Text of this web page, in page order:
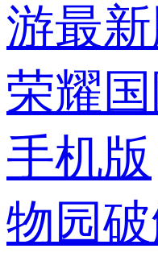
游最
荣耀
手机版
物园